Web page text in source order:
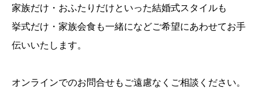
家族だけ・おふたりだけといった結婚式スタイルも
挙式だけ・家族会食も一緒になどご希望にあわせてお手
伝いいたします。
オンラインでのお問合せもご遠慮なくご相談ください。